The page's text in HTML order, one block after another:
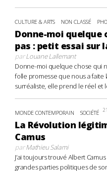
CULTURE & ARTS NON CLASSÉ
Donne-moi quelque
pas : petit essai sur
parLouane Lallemant
Donne-moi quelque chose qui
folle promesse que nous a
surréaliste, elle prend le réel et
MONDE CONTEMPORAIN SOCIÉTÉ
La Révolution
Camus
parMathieu Salami
J’ai toujours trouvé Albert
grandes parties politiques de